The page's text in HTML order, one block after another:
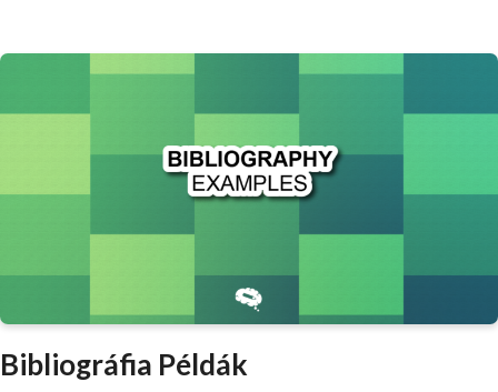
Bibliográfia Példák